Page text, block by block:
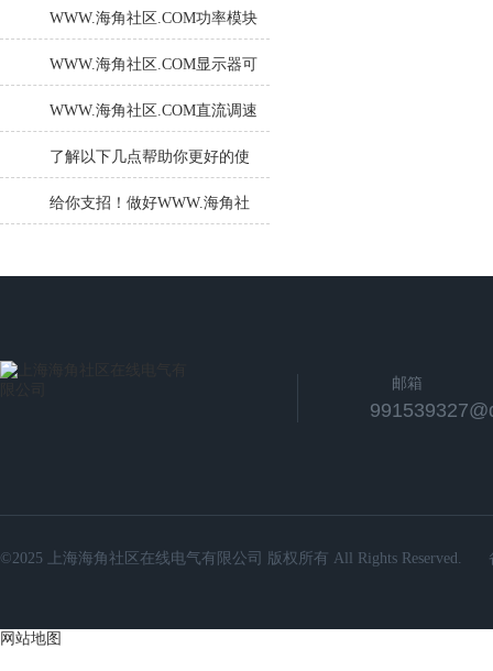
摸不灵案例分析
WWW.海角社区.COM功率模块
带载报F07410怎么办？
WWW.海角社区.COM显示器可
不只是您想象的那么简单！
WWW.海角社区.COM直流调速
器启动电机显示F004（送修3小
了解以下几点帮助你更好的使
用WWW.海角社区.COM伺服控
给你支招！做好WWW.海角社
邮箱
©2025 上海海角社区在线电气有限公司 版权所有 All Rights Reserved.
网站地图